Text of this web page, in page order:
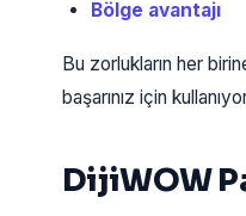
Bölge avantajı
Bu zorlukların her
başarınız için
DijiWOW